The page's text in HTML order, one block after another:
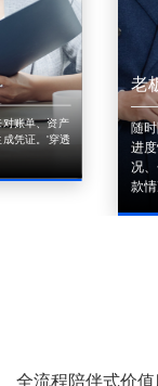
账单、资产
凭证。'穿透
老
随
进
况
款
全流程陪伴式价值